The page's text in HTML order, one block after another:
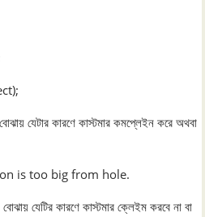
যেটার কারণে কাস্টমার কমপ্লেইন করে অথবা
is too big from hole.
যেটির কারণে কাস্টমার ক্লেইম করবে না বা